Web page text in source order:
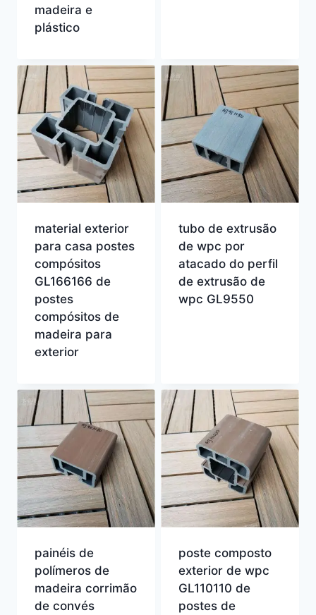
madeira e
plástico
material exterior
para casa postes
compósitos
GL166166 de
postes
compósitos de
madeira para
exterior
tubo de extrusão
de wpc por
atacado do perfil
de extrusão de
wpc GL9550
painéis de
polímeros de
madeira corrimão
de convés
poste composto
exterior de wpc
GL110110 de
postes de